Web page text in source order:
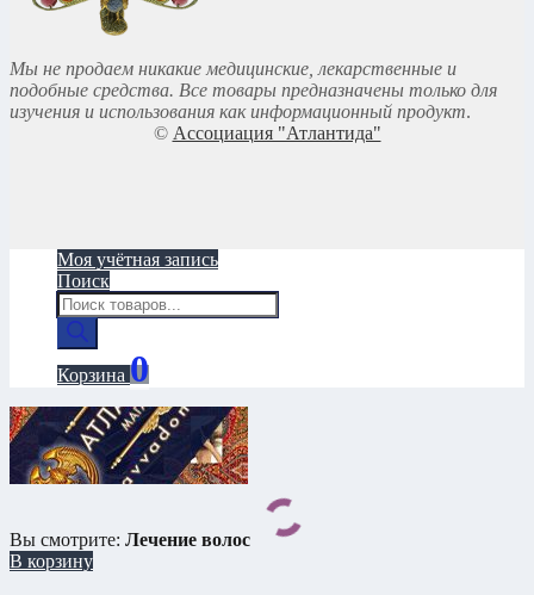
Мы не продаем никакие медицинские, лекарственные и
подобные средства. Все товары предназначены только для
изучения и использования как информационный продукт.
© Ассоциация "Атлантида"
Моя учётная запись
Поиск
Поиск
товаров
Корзина 0
Вы смотрите: Лечение волос
В корзину